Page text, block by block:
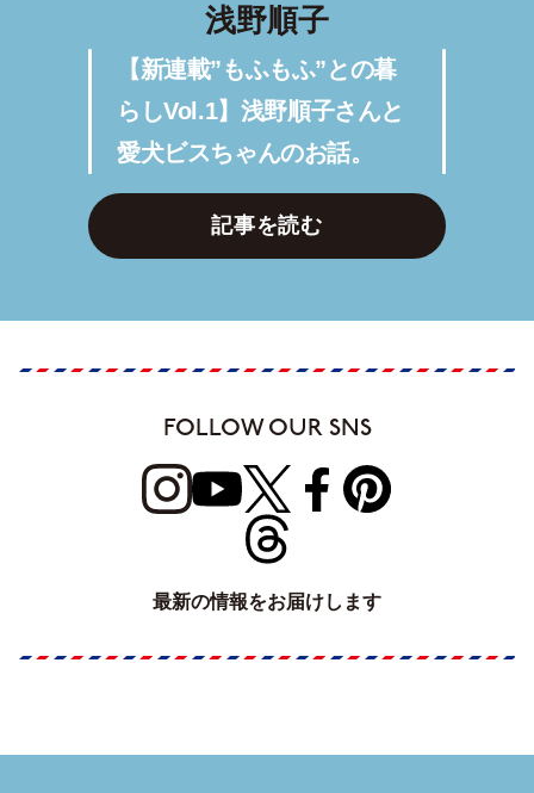
浅野順子
【新連載”もふもふ”との暮
らしVol.1】浅野順子さんと
愛犬ビスちゃんのお話。
記事を読む
FOLLOW OUR SNS
最新の情報をお届けします